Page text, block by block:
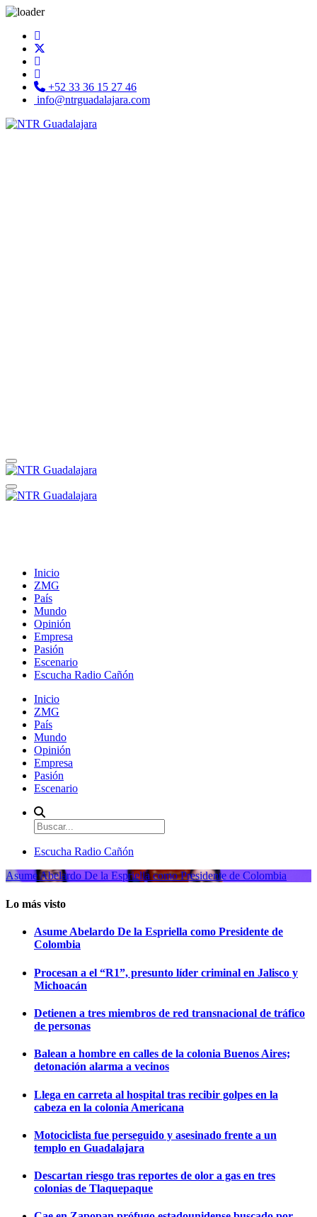
+52 33 36 15 27 46
info@ntrguadalajara.com
Inicio
ZMG
País
Mundo
Opinión
Empresa
Pasión
Escenario
Escucha Radio Cañón
Inicio
ZMG
País
Mundo
Opinión
Empresa
Pasión
Escenario
Escucha Radio Cañón
Asume Abelardo De la Espriella como Presidente de Colombia
Lo más visto
Asume Abelardo De la Espriella como Presidente de
Colombia
Procesan a el “R1”, presunto líder criminal en Jalisco y
Michoacán
Detienen a tres miembros de red transnacional de tráfico
de personas
Balean a hombre en calles de la colonia Buenos Aires;
detonación alarma a vecinos
Llega en carreta al hospital tras recibir golpes en la
cabeza en la colonia Americana
Motociclista fue perseguido y asesinado frente a un
templo en Guadalajara
Descartan riesgo tras reportes de olor a gas en tres
colonias de Tlaquepaque